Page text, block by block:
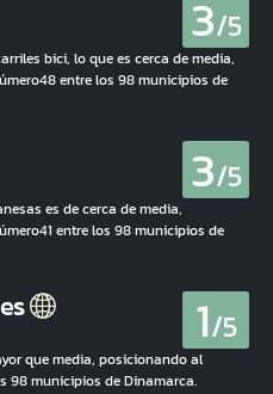
3/5
bici, lo que es cerca de media,
entre los 98 municipios de
3/5
es de cerca de media,
entre los 98 municipios de
1/5
que media, posicionando al
98 municipios de Dinamarca.